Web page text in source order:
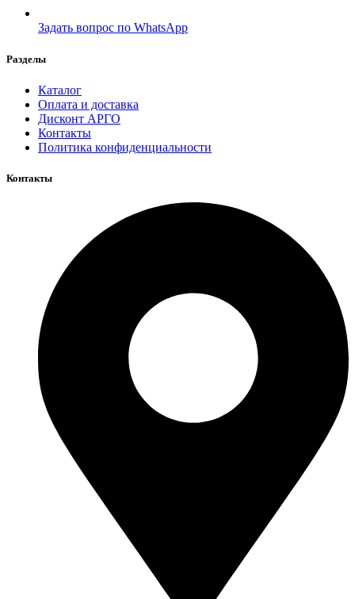
Задать вопрос по WhatsApp
Разделы
Каталог
Оплата и доставка
Дисконт АРГО
Контакты
Политика конфиденциальности
Контакты